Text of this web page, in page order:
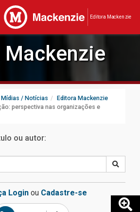
Editora Mackenzie
Mackenzie
Mídias / Notícias
Editora Mackenzie
perspectiva nas organizações e
ou autor:
Login ou Cadastre-se